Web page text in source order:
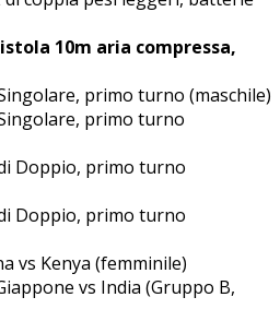
10m aria compressa,
primo turno (maschile)
primo turno
Doppio, primo turno
Doppio, primo turno
vs Kenya (femminile)
vs India (Gruppo B,